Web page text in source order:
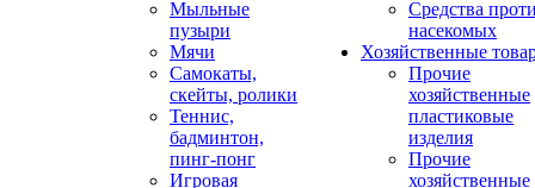
Мыльные
пузыри
Мячи
Самокаты,
скейты, ролики
Теннис,
бадминтон,
пинг-понг
Игровая
Средства
насекомых
Хозяйственные
Прочие
хозяйственные
пластиковые
изделия
Прочие
хозяйственные